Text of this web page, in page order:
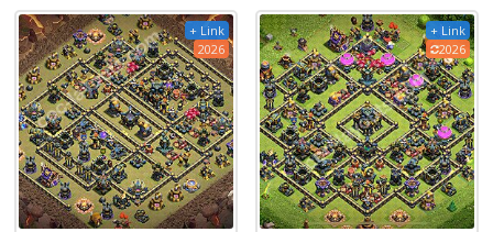
+ Link
2026
+ Link
2026